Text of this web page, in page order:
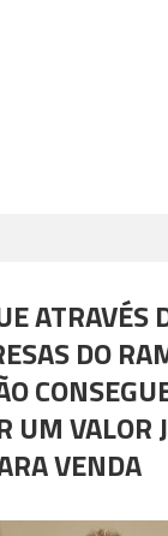
ATRAVÉS
DO
UM VALOR
VENDA